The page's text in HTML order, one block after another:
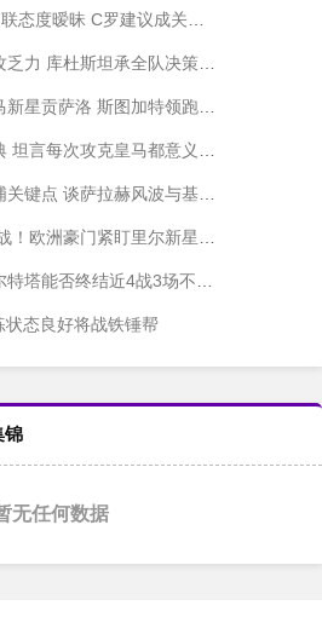
度暧昧 C罗建议成关键因素
力 库杜斯坦承全队决策仓促
萨洛 斯图加特领跑冬窗争夺战
言每次攻克皇马都意义非凡
点 谈萨拉赫风波与基耶萨之谜
洲豪门紧盯里尔新星布阿迪
能否终结近4战3场不胜尴尬？
状态良好将战铁锤帮
锦
无任何数据